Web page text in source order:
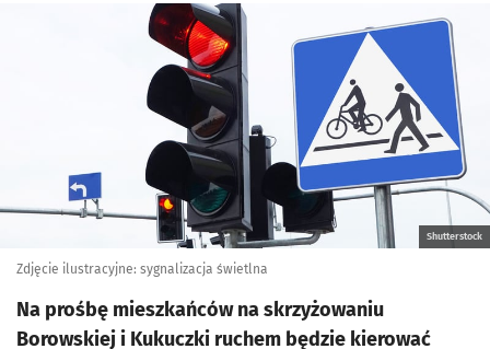
Kliknij, aby powiększyć
Shutterstock
Zdjęcie ilustracyjne: sygnalizacja świetlna
Na prośbę mieszkańców na skrzyżowaniu
Borowskiej i Kukuczki ruchem będzie kierować